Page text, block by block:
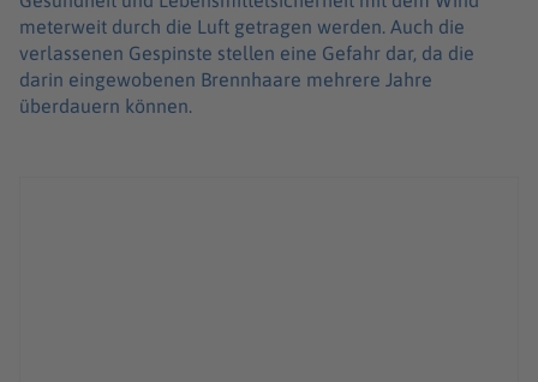
meterweit durch die Luft getragen werden. Auch die
verlassenen Gespinste stellen eine Gefahr dar, da die
darin eingewobenen Brennhaare mehrere Jahre
überdauern können.